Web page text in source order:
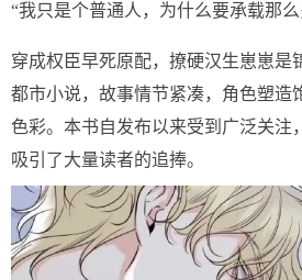
“我只是个普通人，为什么要承载那
穿成权臣早死原配，撩硬汉生崽崽是
都市小说，故事情节紧凑，角色塑造
色彩。本书自发布以来受到广泛关注
吸引了大量读者的追捧。